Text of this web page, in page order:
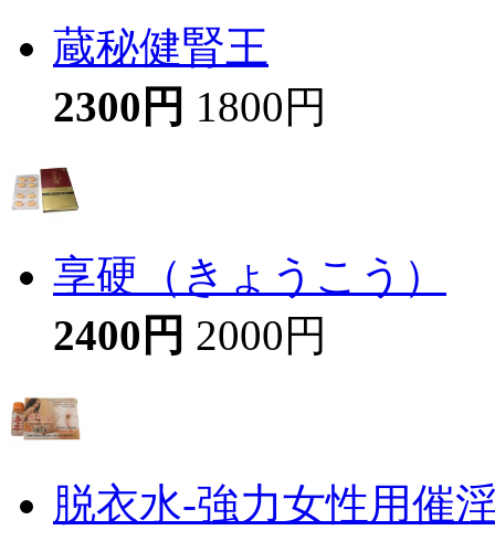
蔵秘健腎王
2300円 1800円
享硬（きょうこう）
2400円 2000円
脱衣水-強力女性用催